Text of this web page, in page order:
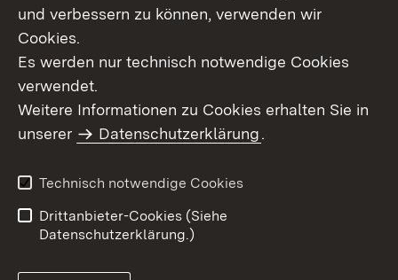
Themenübersicht
Barrierefreiheit
und verbessern zu können, verwenden wir
Cookies.
Es werden nur technisch notwendige Cookies
verwendet.
Weitere Informationen zu Cookies erhalten Sie in
unserer
Datenschutzerklärung.
Technisch notwendige Cookies
Drittanbieter-Cookies (Siehe
Datenschutzerklärung.)